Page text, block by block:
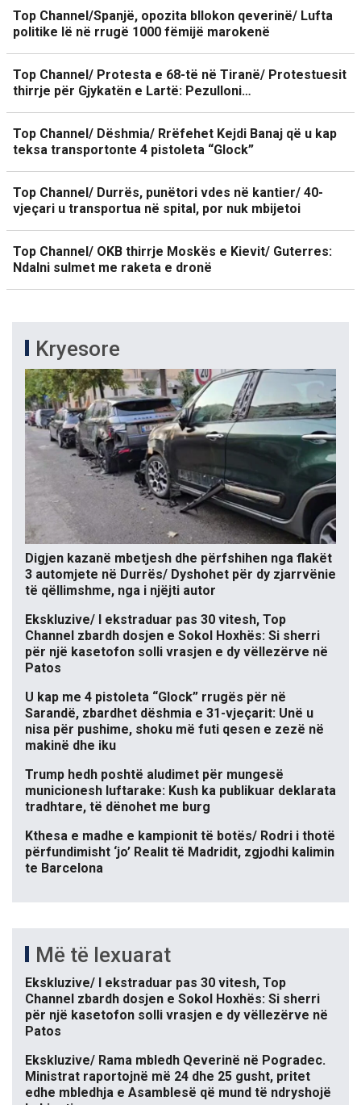
Top Channel/Spanjë, opozita bllokon qeverinë/ Lufta
politike lë në rrugë 1000 fëmijë marokenë
Top Channel/ Protesta e 68-të në Tiranë/ Protestuesit
thirrje për Gjykatën e Lartë: Pezulloni…
Top Channel/ Dëshmia/ Rrëfehet Kejdi Banaj që u kap
teksa transportonte 4 pistoleta “Glock”
Top Channel/ Durrës, punëtori vdes në kantier/ 40-
vjeçari u transportua në spital, por nuk mbijetoi
Top Channel/ OKB thirrje Moskës e Kievit/ Guterres:
Ndalni sulmet me raketa e dronë
Kryesore
Digjen kazanë mbetjesh dhe përfshihen nga flakët
3 automjete në Durrës/ Dyshohet për dy zjarrvënie
të qëllimshme, nga i njëjti autor
Ekskluzive/ I ekstraduar pas 30 vitesh, Top
Channel zbardh dosjen e Sokol Hoxhës: Si sherri
për një kasetofon solli vrasjen e dy vëllezërve në
Patos
U kap me 4 pistoleta “Glock” rrugës për në
Sarandë, zbardhet dëshmia e 31-vjeçarit: Unë u
nisa për pushime, shoku më futi qesen e zezë në
makinë dhe iku
Trump hedh poshtë aludimet për mungesë
municionesh luftarake: Kush ka publikuar deklarata
tradhtare, të dënohet me burg
Kthesa e madhe e kampionit të botës/ Rodri i thotë
përfundimisht ‘jo’ Realit të Madridit, zgjodhi kalimin
te Barcelona
Më të lexuarat
Ekskluzive/ I ekstraduar pas 30 vitesh, Top
Channel zbardh dosjen e Sokol Hoxhës: Si sherri
për një kasetofon solli vrasjen e dy vëllezërve në
Patos
Ekskluzive/ Rama mbledh Qeverinë në Pogradec.
Ministrat raportojnë më 24 dhe 25 gusht, pritet
edhe mbledhja e Asamblesë që mund të ndryshojë